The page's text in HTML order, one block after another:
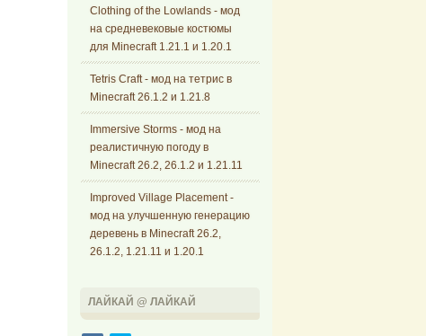
Clothing of the Lowlands - мод
на средневековые костюмы
для Minecraft 1.21.1 и 1.20.1
Tetris Craft - мод на тетрис в
Minecraft 26.1.2 и 1.21.8
Immersive Storms - мод на
реалистичную погоду в
Minecraft 26.2, 26.1.2 и 1.21.11
Improved Village Placement -
мод на улучшенную генерацию
деревень в Minecraft 26.2,
26.1.2, 1.21.11 и 1.20.1
ЛАЙКАЙ @ ЛАЙКАЙ